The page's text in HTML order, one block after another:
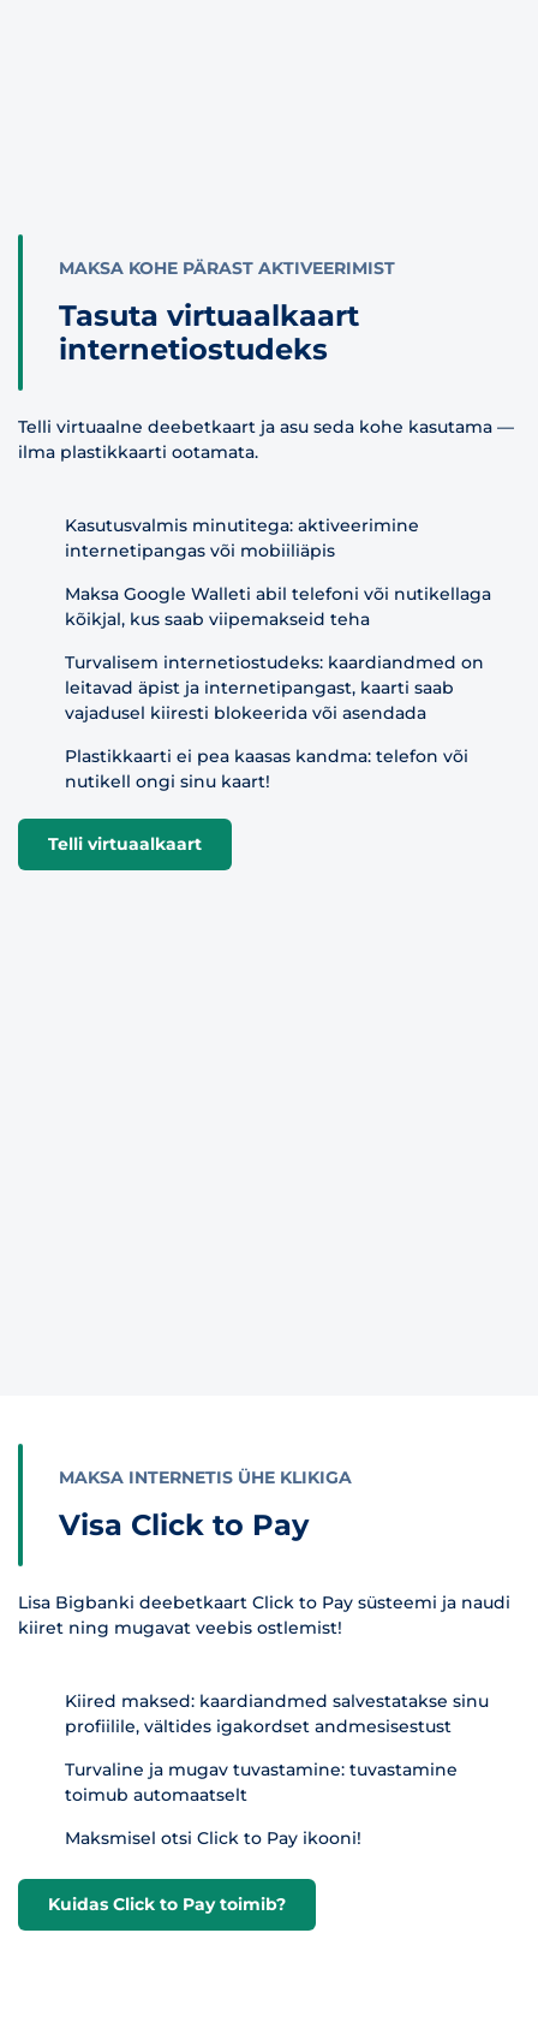
MAKSA KOHE PÄRAST AKTIVEERIMIST
Tasuta virtuaalkaart
internetiostudeks
Telli virtuaalne deebetkaart ja asu seda kohe kasutama —
ilma plastikkaarti ootamata.
Kasutusvalmis minutitega: aktiveerimine
internetipangas või mobiiliäpis
Maksa Google Walleti abil telefoni või nutikellaga
kõikjal, kus saab viipemakseid teha
Turvalisem internetiostudeks: kaardiandmed on
leitavad äpist ja internetipangast, kaarti saab
vajadusel kiiresti blokeerida või asendada
Plastikkaarti ei pea kaasas kandma: telefon või
nutikell ongi sinu kaart!
Telli virtuaalkaart
MAKSA INTERNETIS ÜHE KLIKIGA
Visa Click to Pay
Lisa Bigbanki deebetkaart Click to Pay süsteemi ja naudi
kiiret ning mugavat veebis ostlemist!
Kiired maksed: kaardiandmed salvestatakse sinu
profiilile, vältides igakordset andmesisestust
Turvaline ja mugav tuvastamine: tuvastamine
toimub automaatselt
Maksmisel otsi Click to Pay ikooni!
Kuidas Click to Pay toimib?